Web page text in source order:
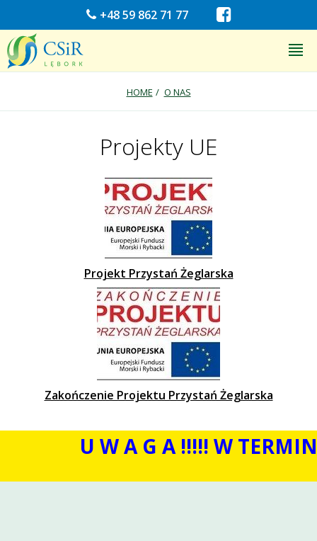
+48 59 862 71 77
HOME O NAS
Projekty UE
Projekt Przystań Żeglarska
Zakończenie Projektu Przystań Żeglarska
U W A G A !!!!! W